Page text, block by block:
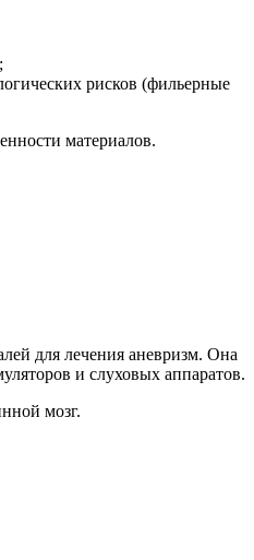
рисков (фильерные
материалов.
для лечения аневризм. Она
и слуховых аппаратов.
мозг.